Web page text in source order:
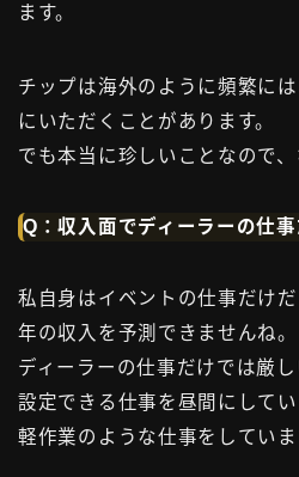
ます。
チップは海外のように頻繁に
にいただくことがあります。
でも本当に珍しいことなので
Q：収入面でディーラーの仕
私自身はイベントの仕事だけ
年の収入を予測できませんね。
ディーラーの仕事だけでは厳
設定できる仕事を昼間にしてい
軽作業のような仕事をしていま